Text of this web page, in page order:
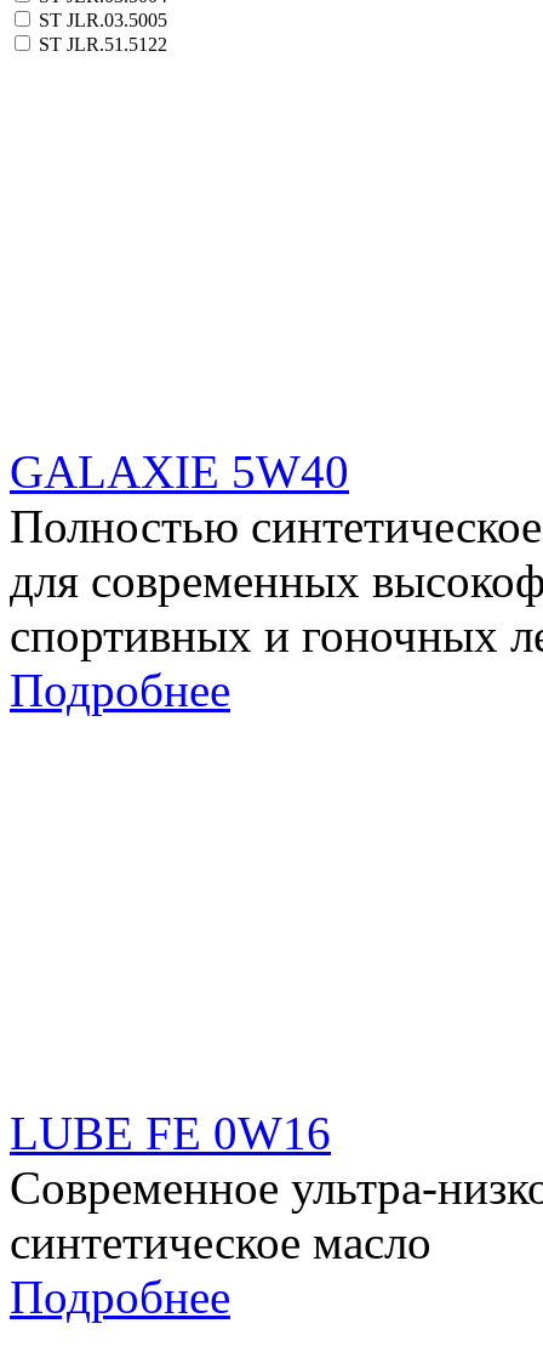
ST JLR.03.5005
ST JLR.51.5122
GALAXIE 5W40
Полностью
для современных
спортивных и гоночных
Подробнее
LUBE FE 0W16
Современное ультра-
синтетическое масло
Подробнее